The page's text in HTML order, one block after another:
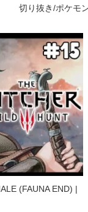
切り抜き/ポケモ
(FAUNA END) |